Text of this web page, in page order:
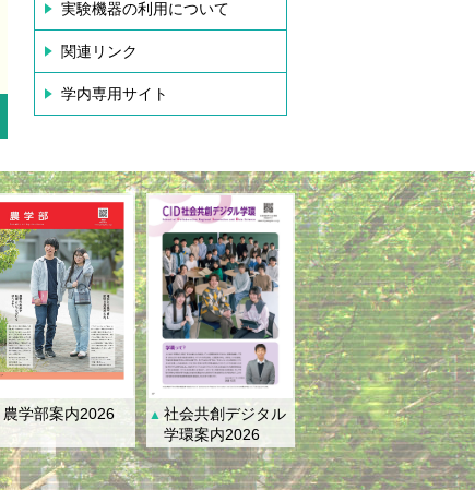
実験機器の利用について
関連リンク
学内専用サイト
農学部案内2026 ▲ 社会共創デジタル
学環案内2026